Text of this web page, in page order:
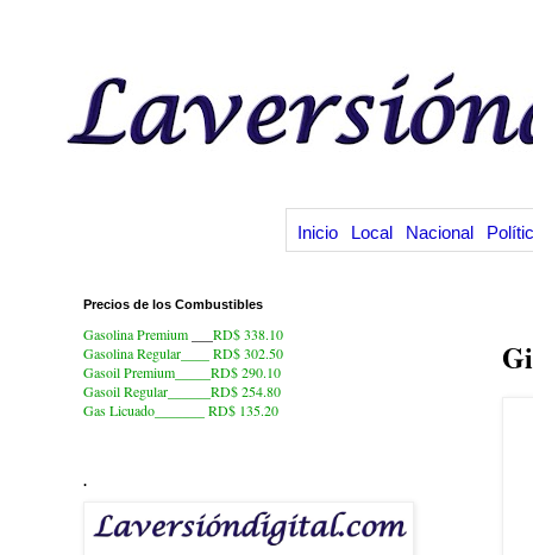
Inicio Local Nacional
Precios de los Combustibles
Gasolina Premium
RD$ 338.10
Gasolina Regular____ RD$ 302.50
Gasoil Premium_____RD$ 290.10
Gasoil Regular______RD$ 254.80
Gas Licuado_______
RD$ 135.20
.